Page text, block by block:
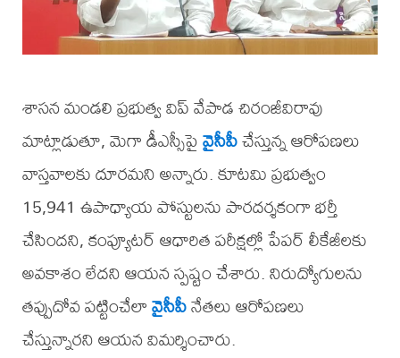
శాసన మండలి ప్రభుత్వ విప్ వేపాడ చిరంజీవిరావు
మాట్లాడుతూ, మెగా డీఎస్సీపైవైసీపీచేస్తున్న ఆరోపణలు
వాస్తవాలకు దూరమని అన్నారు. కూటమి ప్రభుత్వం
15,941 ఉపాధ్యాయ పోస్టులను పారదర్శకంగా భర్తీ
చేసిందని, కంప్యూటర్ ఆధారిత పరీక్షల్లో పేపర్ లీకేజీలకు
అవకాశం లేదని ఆయన స్పష్టం చేశారు. నిరుద్యోగులను
తప్పుదోవ పట్టించేలావైసీపీనేతలు ఆరోపణలు
చేస్తున్నారని ఆయన విమర్శించారు.